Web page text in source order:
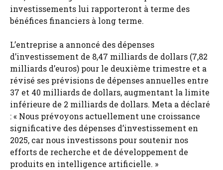
investissements lui rapporteront à terme des
bénéfices financiers à long terme.
L’entreprise a annoncé des dépenses
d’investissement de 8,47 milliards de dollars (7,82
milliards d’euros) pour le deuxième trimestre et a
révisé ses prévisions de dépenses annuelles entre
37 et 40 milliards de dollars, augmentant la limite
inférieure de 2 milliards de dollars. Meta a déclaré
: « Nous prévoyons actuellement une croissance
significative des dépenses d’investissement en
2025, car nous investissons pour soutenir nos
efforts de recherche et de développement de
produits en intelligence artificielle. »